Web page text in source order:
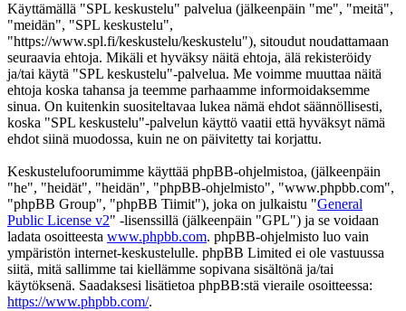
Käyttämällä "SPL keskustelu" palvelua (jälkeenpäin "me", "meitä",
"meidän", "SPL keskustelu",
"https://www.spl.fi/keskustelu/keskustelu"), sitoudut noudattamaan
seuraavia ehtoja. Mikäli et hyväksy näitä ehtoja, älä rekisteröidy
ja/tai käytä "SPL keskustelu"-palvelua. Me voimme muuttaa näitä
ehtoja koska tahansa ja teemme parhaamme informoidaksemme
sinua. On kuitenkin suositeltavaa lukea nämä ehdot säännöllisesti,
koska "SPL keskustelu"-palvelun käyttö vaatii että hyväksyt nämä
ehdot siinä muodossa, kuin ne on päivitetty tai korjattu.
Keskustelufoorumimme käyttää phpBB-ohjelmistoa, (jälkeenpäin
"he", "heidät", "heidän", "phpBB-ohjelmisto", "www.phpbb.com",
"phpBB Group", "phpBB Tiimit"), joka on julkaistu "General
Public License v2" -lisenssillä (jälkeenpäin "GPL") ja se voidaan
ladata osoitteesta www.phpbb.com. phpBB-ohjelmisto luo vain
ympäristön internet-keskustelulle. phpBB Limited ei ole vastuussa
siitä, mitä sallimme tai kiellämme sopivana sisältönä ja/tai
käytöksenä. Saadaksesi lisätietoa phpBB:stä vieraile osoitteessa:
https://www.phpbb.com/.